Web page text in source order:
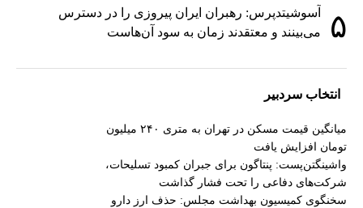
۵
آسوشیتدپرس: رهبران ایران پیروزی را در دسترس
می‌بینند و معتقدند زمان به سود آن‌هاست
انتخاب سردبیر
میانگین قیمت مسکن در تهران به متری ۲۴۰ میلیون
تومان افزایش یافت
واشینگتن‌پست: پنتاگون برای جبران کمبود تسلیحات،
شرکت‌های دفاعی را تحت فشار گذاشت
سخنگوی کمیسیون بهداشت مجلس: حذف ارز دارو